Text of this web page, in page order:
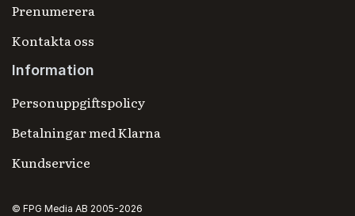
Prenumerera
Kontakta oss
Information
Personuppgiftspolicy
Betalningar med Klarna
Kundservice
© FPG Media AB 2005-2026